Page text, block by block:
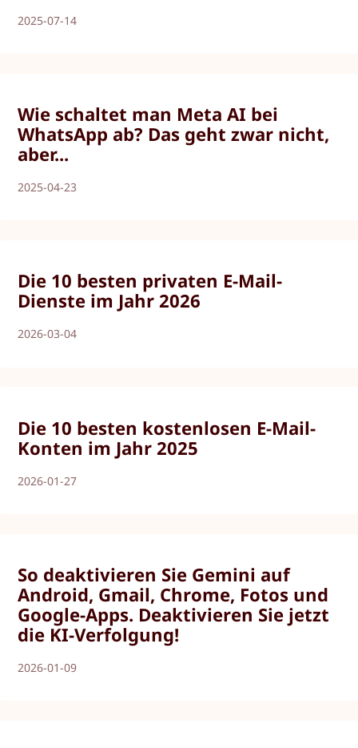
2025-07-14
Wie schaltet man Meta AI bei
WhatsApp ab? Das geht zwar nicht,
aber...
2025-04-23
Die 10 besten privaten E-Mail-
Dienste im Jahr 2026
2026-03-04
Die 10 besten kostenlosen E-Mail-
Konten im Jahr 2025
2026-01-27
So deaktivieren Sie Gemini auf
Android, Gmail, Chrome, Fotos und
Google-Apps. Deaktivieren Sie jetzt
die KI-Verfolgung!
2026-01-09